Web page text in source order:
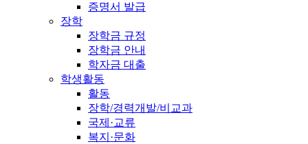
증명서 발급
장학
장학금 규정
장학금 안내
학자금 대출
학생활동
활동
장학/경력개발/비교과
국제·교류
복지·문화